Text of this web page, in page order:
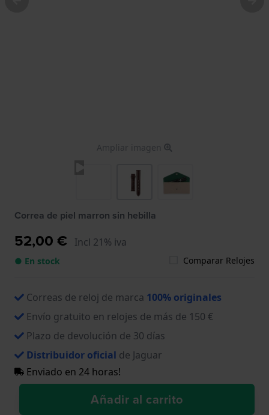
Ampliar imagen
Correa de piel marron sin hebilla
52,00 € Incl 21% iva
● En stock Comparar Relojes
Correas de reloj de marca 100% originales
Envío gratuito en relojes de más de 150 €
Plazo de devolución de 30 días
Distribuidor oficial de Jaguar
Enviado en 24 horas!
Añadir al carrito